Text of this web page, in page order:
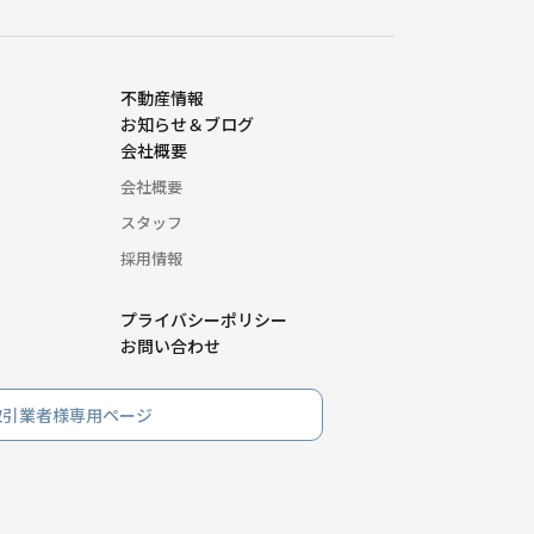
不動産情報
お知らせ＆ブログ
会社概要
会社概要
スタッフ
採用情報
プライバシーポリシー
お問い合わせ
業者様専用ページ